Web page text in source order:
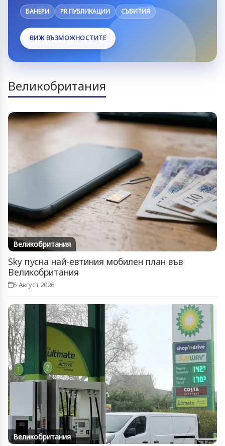
БАНЕРИ PR ПУБЛИКАЦИИ СЪБИТИЯ
ВИЖ ВЪЗМОЖНОСТИТЕ
Великобритания
Великобритания
Sky пусна най-евтиния мобилен план във
Великобритания
5 Август 2026
Великобритания